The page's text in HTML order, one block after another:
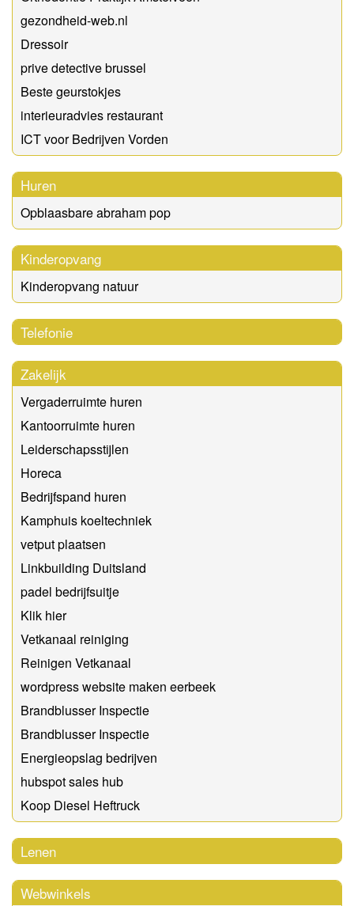
gezondheid-web.nl
Dressoir
prive detective brussel
Beste geurstokjes
interieuradvies restaurant
ICT voor Bedrijven Vorden
Huren
Opblaasbare abraham pop
Kinderopvang
Kinderopvang natuur
Telefonie
Zakelijk
Vergaderruimte huren
Kantoorruimte huren
Leiderschapsstijlen
Horeca
Bedrijfspand huren
Kamphuis koeltechniek
vetput plaatsen
Linkbuilding Duitsland
padel bedrijfsuitje
Klik hier
Vetkanaal reiniging
Reinigen Vetkanaal
wordpress website maken eerbeek
Brandblusser Inspectie
Brandblusser Inspectie
Energieopslag bedrijven
hubspot sales hub
Koop Diesel Heftruck
Lenen
Webwinkels